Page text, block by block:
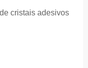
cristais adesivos